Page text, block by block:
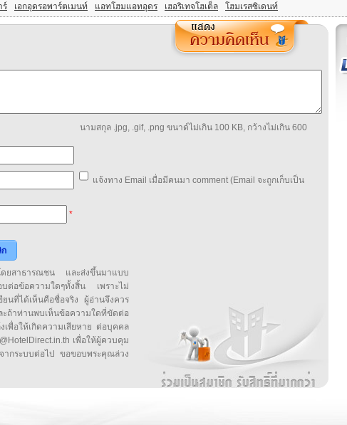
ร์ เอกอุดรอพาร์ตเมนท์ แอทโฮมแอทอุดร เฮอริเทจโฮเต็ล โฮมเรสซิเดนท์
นามสกุล .jpg, .gif, .png ขนาด์ไม่เกิน 100 KB, กว้างไม่เกิน 600
แจ้งทาง Email เมื่อมีคนมา comment (Email จะถูกเก็บเป็น
*
ก
ดยสาธารณชน และส่งขึ้นมาแบบ
อข้อความใดๆทั้งสิ้น เพราะไม่
ยนที่ได้เห็นคือชื่อจริง ผู้อ่านจึงควร
ท่านพบเห็นข้อความใดที่ขัดต่อ
เพื่อให้เกิดความเสียหาย ต่อบุคคล
เพื่อให้ผู้ควบคุม
ากระบบต่อไป ขอขอบพระคุณล่วง